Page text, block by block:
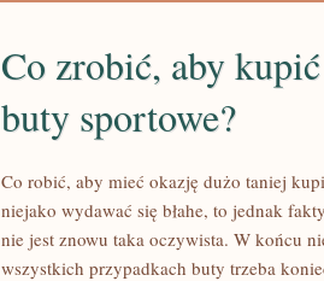
Co zrobić, aby
buty sportowe?
Co robić, aby mieć okazję dużo taniej
niejako wydawać się błahe, to jednak
nie jest znowu taka oczywista. W końcu
wszystkich przypadkach buty trzeba